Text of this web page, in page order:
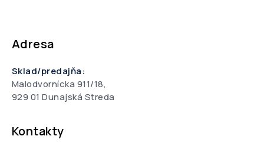
Adresa
Sklad/predajňa:
Malodvornícka 911/18,
929 01 Dunajská Streda
Kontakty